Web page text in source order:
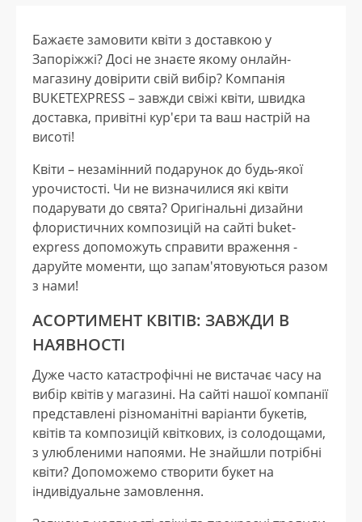
Бажаєте замовити квіти з доставкою у
Запоріжжі? Досі не знаєте якому онлайн-
магазину довірити свій вибір? Компанія
BUKETEXPRESS – завжди свіжі квіти, швидка
доставка, привітні кур'єри та ваш настрій на
висоті!
Квіти – незамінний подарунок до будь-якої
урочистості. Чи не визначилися які квіти
подарувати до свята? Оригінальні дизайни
флористичних композицій на сайті buket-
express допоможуть справити враження -
даруйте моменти, що запам'ятовуються разом
з нами!
АСОРТИМЕНТ КВІТІВ: ЗАВЖДИ В
НАЯВНОСТІ
Дуже часто катастрофічні не вистачає часу на
вибір квітів у магазині. На сайті нашої компанії
представлені різноманітні варіанти букетів,
квітів та композицій квіткових, із солодощами,
з улюбленими напоями. Не знайшли потрібні
квіти? Допоможемо створити букет на
індивідуальне замовлення.